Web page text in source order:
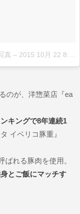
真 – 2015 10月 22 8:14午後 PDT
のが、洋惣菜店『ea
キングで8年連続1
イベリコ豚重』
ばれる豚肉を使用。
とご飯にマッチす